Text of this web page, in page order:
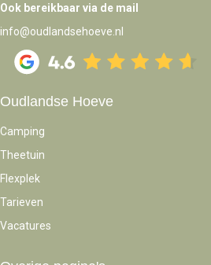
Ook bereikbaar via de mail
info@oudlandsehoeve.nl
Oudlandse Hoeve
Camping
Theetuin
Flexplek
Tarieven
Vacatures